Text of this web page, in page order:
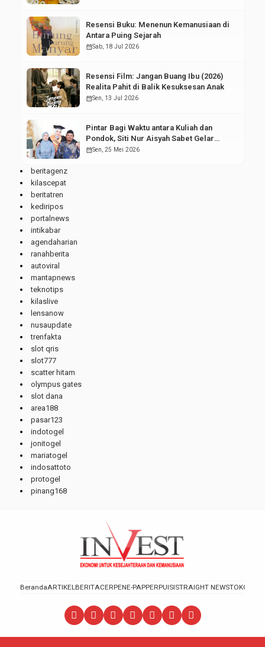
Resensi Buku: Menenun Kemanusiaan di
Antara Puing Sejarah
calendar_monthSab, 18 Jul 2026
Resensi Film: Jangan Buang Ibu (2026)
Realita Pahit di Balik Kesuksesan Anak
calendar_monthSen, 13 Jul 2026
Pintar Bagi Waktu antara Kuliah dan
Pondok, Siti Nur Aisyah Sabet Gelar
Wisudawan Terbaik
calendar_monthSen, 25 Mei 2026
beritagenz
kilascepat
beritatren
kediripos
portalnews
intikabar
agendaharian
ranahberita
autoviral
mantapnews
teknotips
kilaslive
lensanow
nusaupdate
trenfakta
slot qris
slot777
scatter hitam
olympus gates
slot dana
area188
pasar123
indotogel
jonitogel
mariatogel
indosattoto
protogel
pinang168
BerandaARTIKELBERITACERPENE-PAPPERPUISISTRAIGHT NEWSTOKOH